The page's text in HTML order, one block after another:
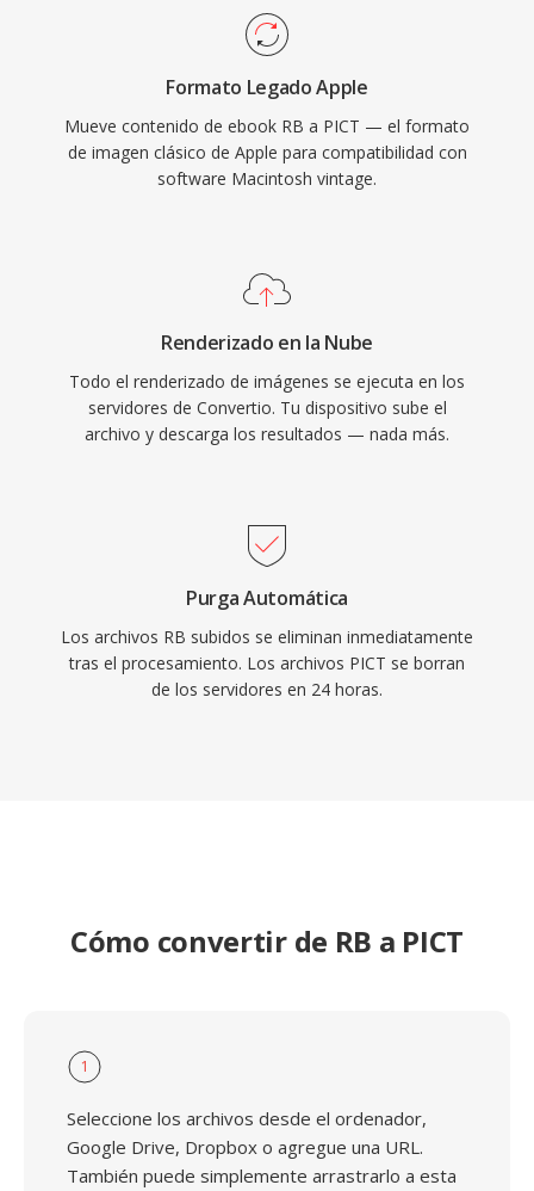
Formato Legado Apple
Mueve contenido de ebook RB a PICT — el formato
de imagen clásico de Apple para compatibilidad con
software Macintosh vintage.
Renderizado en la Nube
Todo el renderizado de imágenes se ejecuta en los
servidores de Convertio. Tu dispositivo sube el
archivo y descarga los resultados — nada más.
Purga Automática
Los archivos RB subidos se eliminan inmediatamente
tras el procesamiento. Los archivos PICT se borran
de los servidores en 24 horas.
Cómo convertir de RB a PICT
1
Seleccione los archivos desde el ordenador,
Google Drive, Dropbox o agregue una URL.
También puede simplemente arrastrarlo a esta